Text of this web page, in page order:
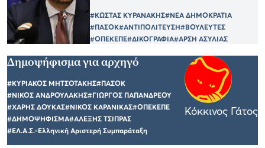
#ΚΩΣΤΑΣ ΚΥΡΑΝΑΚΗΣ#ΝΕΑ ΔΗΜΟΚΡΑΤΙΑ
#ΠΑΣΟΚ#ΑΝΤΙΠΟΛΙΤΕΥΣΗ#ΒΟΥΛΕΥΤΕΣ
#ΟΠΕΚΕΠΕ#ΔΙΚΟΓΡΑΦΙΑ#ΑΡΣΗ ΑΣΥΛΙΑΣ
Δημοψήφισμα για αρχηγό
#ΚΥΡΙΑΚΟΣ ΜΗΤΣΟΤΑΚΗΣ#ΠΑΣΟΚ
#ΝΙΚΟΣ ΑΝΔΡΟΥΛΑΚΗΣ#ΓΙΩΡΓΟΣ ΠΑΠΑΝΔΡΕΟΥ
#ΧΑΡΗΣ ΔΟΥΚΑΣ#ΝΙΚΟΣ ΚΑΡΑΝΙΚΑΣ#ΟΠΕΚΕΠΕ
#ΔΗΜΟΨΗΦΙΣΜΑ#ΑΛΕΞΗΣ ΤΣΙΠΡΑΣ
#ΕΛ.Α.Σ.-Ελληνική Αριστερή Συμπαράταξη
Κόκκινος Γάτος